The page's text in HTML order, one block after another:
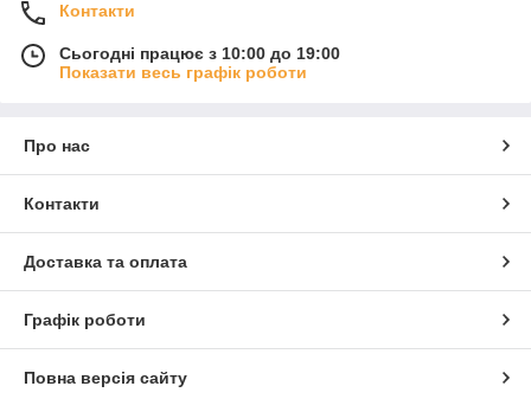
Контакти
Сьогодні працює з 10:00 до 19:00
Показати весь графік роботи
Про нас
Контакти
Доставка та оплата
Графік роботи
Повна версія сайту